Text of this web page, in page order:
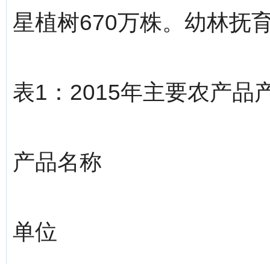
星植树670万株。幼林抚
表1：2015年主要农产品
产品名称
单位